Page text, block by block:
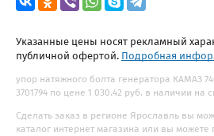
Указанные цены носят рекламный
публичной офертой. Подробная
упор натяжного болта генератора КАМАЗ
3701794 по цене 1 030.42 руб. в наличии на
Сделать заказ в регионе Ярославль вы
каталог интернет магазина или вы